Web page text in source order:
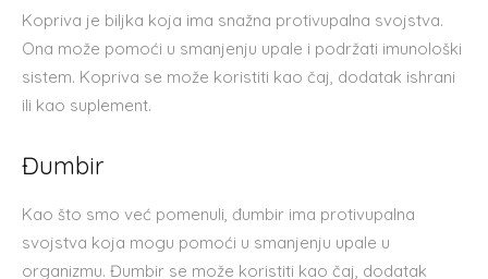
Kopriva je biljka koja ima snažna protivupalna svojstva.
Ona može pomoći u smanjenju upale i podržati imunološki
sistem. Kopriva se može koristiti kao čaj, dodatak ishrani
ili kao suplement.
Đumbir
Kao što smo već pomenuli, đumbir ima protivupalna
svojstva koja mogu pomoći u smanjenju upale u
organizmu. Đumbir se može koristiti kao čaj, dodatak